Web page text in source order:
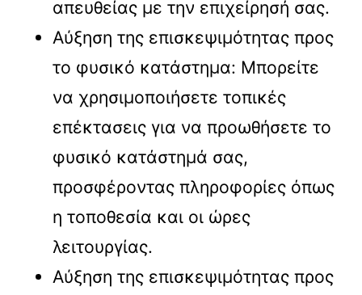
απευθείας με την επιχείρησή σας.
Αύξηση της επισκεψιμότητας προς
το φυσικό κατάστημα: Μπορείτε
να χρησιμοποιήσετε τοπικές
επέκτασεις για να προωθήσετε το
φυσικό κατάστημά σας,
προσφέροντας πληροφορίες όπως
η τοποθεσία και οι ώρες
λειτουργίας.
Αύξηση της επισκεψιμότητας προς